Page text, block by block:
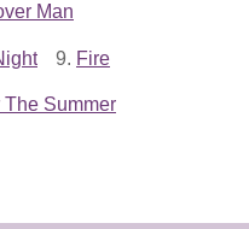
Man
9. Fire
The Summer